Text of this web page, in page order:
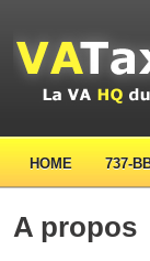
HOME 737-
A propos